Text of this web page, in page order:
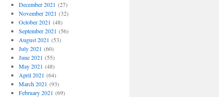
December 2021 (27)
November 2021 (32)
October 2021 (48)
September 2021 (56)
August 2021 (53)
July 2021 (60)
June 2021 (55)
May 2021 (48)
April 2021 (64)
March 2021 (93)
February 2021 (69)